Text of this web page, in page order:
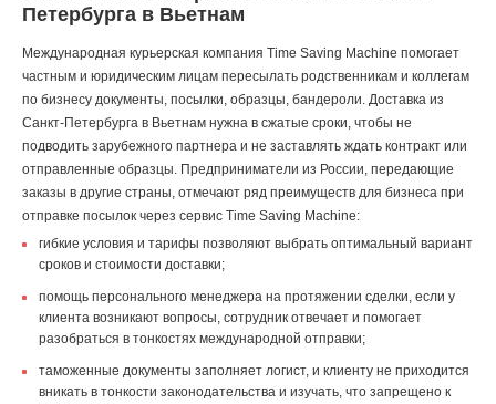
Петербурга в Вьетнам
Международная курьерская компания Time Saving Machine помогает
частным и юридическим лицам пересылать родственникам и коллегам
по бизнесу документы, посылки, образцы, бандероли. Доставка из
Санкт-Петербурга в Вьетнам нужна в сжатые сроки, чтобы не
подводить зарубежного партнера и не заставлять ждать контракт или
отправленные образцы. Предприниматели из России, передающие
заказы в другие страны, отмечают ряд преимуществ для бизнеса при
отправке посылок через сервис Time Saving Machine:
гибкие условия и тарифы позволяют выбрать оптимальный вариант
сроков и стоимости доставки;
помощь персонального менеджера на протяжении сделки, если у
клиента возникают вопросы, сотрудник отвечает и помогает
разобраться в тонкостях международной отправки;
таможенные документы заполняет логист, и клиенту не приходится
вникать в тонкости законодательства и изучать, что запрещено к